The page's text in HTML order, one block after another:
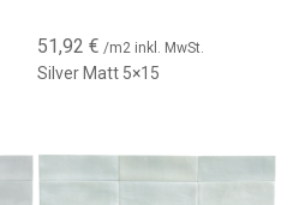
51,92 € /m2 inkl. MwSt.
Silver Matt 5×15